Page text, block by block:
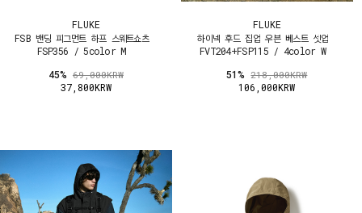
FLUKE
FSB 밴딩 피그먼트 하프 스웨트쇼츠
FSP356 / 5color M
45% 69,000KRW
37,800KRW
FLUKE
하이넥 후드 집업 우븐 베스트 셋업
FVT204+FSP115 / 4color W
51%218,000KRW
106,000KRW